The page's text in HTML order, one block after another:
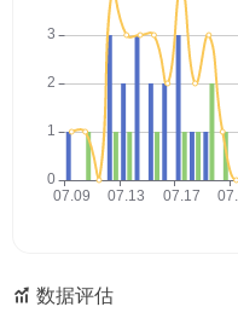
数据评估